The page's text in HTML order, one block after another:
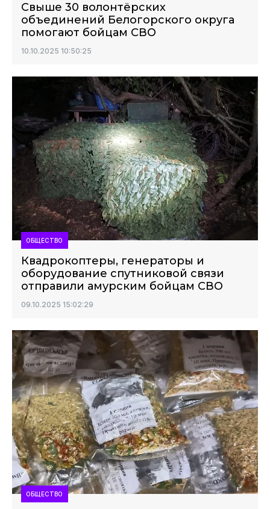
Свыше 30 волонтёрских
объединений Белогорского округа
помогают бойцам СВО
10.10.2025 10:50:25
ОБЩЕСТВО
Квадрокоптеры, генераторы и
оборудование спутниковой связи
отправили амурским бойцам СВО
09.10.2025 15:02:29
ОБЩЕСТВО